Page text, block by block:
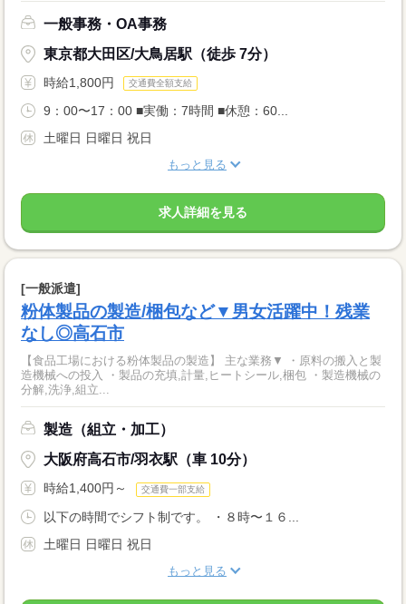
一般事務・OA事務
東京都大田区/大鳥居駅（徒歩 7分）
時給1,800円 交通費全額支給
9：00〜17：00 ■実働：7時間 ■休憩：60...
土曜日 日曜日 祝日
もっと見る
求人詳細を見る
[一般派遣]
粉体製品の製造/梱包など▼男女活躍中！残業
なし◎高石市
【食品工場における粉体製品の製造】 主な業務▼ ・原料の搬入と製
造機械への投入 ・製品の充填,計量,ヒートシール,梱包 ・製造機械の
分解,洗浄,組立...
製造（組立・加工）
大阪府高石市/羽衣駅（車 10分）
時給1,400円～ 交通費一部支給
以下の時間でシフト制です。 ・８時〜１６...
土曜日 日曜日 祝日
もっと見る